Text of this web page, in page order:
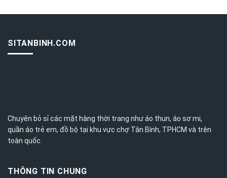
SITANBINH.COM
Chuyên bỏ sỉ các mặt hàng thời trang như áo thun, áo sơ mi,
quần áo trẻ em, đồ bộ tại khu vực chợ Tân Bình, TPHCM và trên
toàn quốc.
THÔNG TIN CHUNG